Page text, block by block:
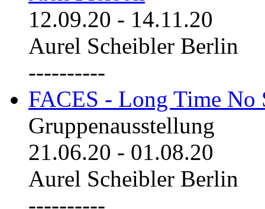
12.09.20 - 14.11.20
Aurel Scheibler Berlin
----------
FACES - Long Time No
Gruppenausstellung
21.06.20 - 01.08.20
Aurel Scheibler Berlin